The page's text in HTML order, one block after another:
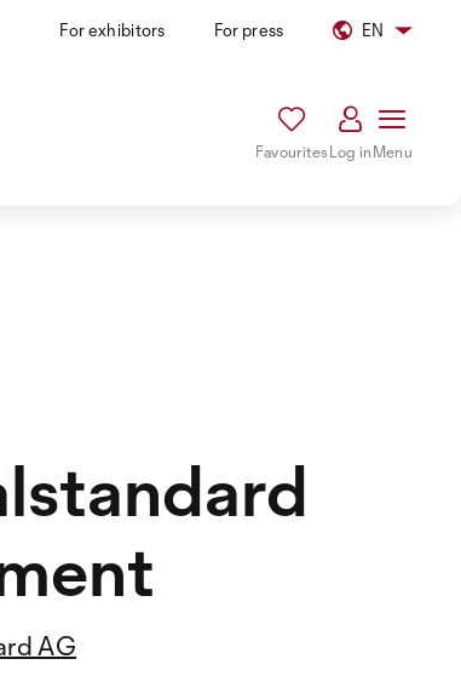
For exhibitors For press EN
FavouritesLog inMenu
AG